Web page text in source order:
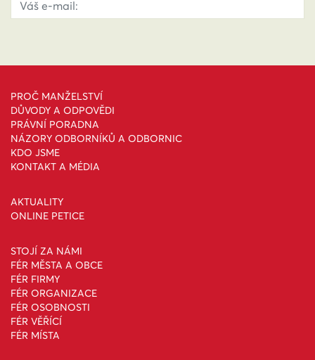
PROČ MANŽELSTVÍ
DŮVODY A ODPOVĚDI
PRÁVNÍ PORADNA
NÁZORY ODBORNÍKŮ A ODBORNIC
KDO JSME
KONTAKT A MÉDIA
AKTUALITY
ONLINE PETICE
STOJÍ ZA NÁMI
FÉR MĚSTA A OBCE
FÉR FIRMY
FÉR ORGANIZACE
FÉR OSOBNOSTI
FÉR VĚŘÍCÍ
FÉR MÍSTA